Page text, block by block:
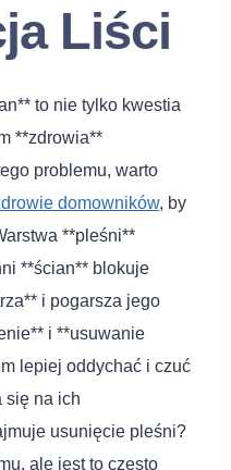
Liści
to nie tylko kwestia
**zdrowia**
problemu, warto
domowników, by
**pleśni**
**ścian** blokuje
i pogarsza jego
i **usuwanie
lepiej oddychać i czuć
się na ich
usunięcie pleśni?
ale jest to często